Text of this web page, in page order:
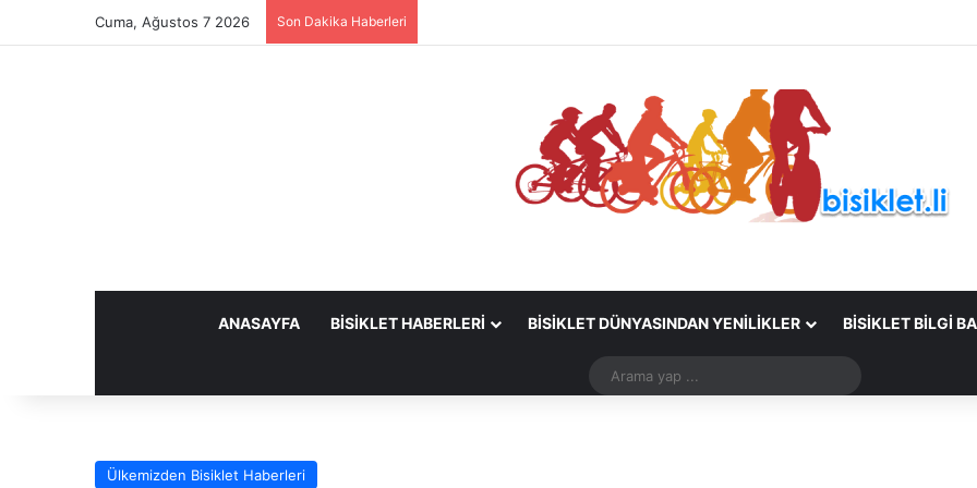
Cuma, Ağustos 7 2026 Son Dakika Haberleri
ANASAYFA BISIKLET HABERLERI BISIKLET DÜNYASINDAN YENILIKLER BISIKLET BILGI
Ülkemizden Bisiklet Haberleri